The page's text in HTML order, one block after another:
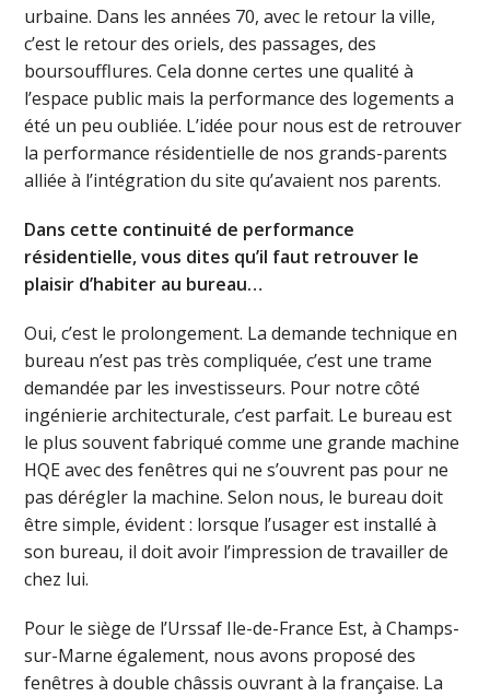
urbaine. Dans les années 70, avec le retour la ville,
c’est le retour des oriels, des passages, des
boursoufflures. Cela donne certes une qualité à
l’espace public mais la performance des logements a
été un peu oubliée. L’idée pour nous est de retrouver
la performance résidentielle de nos grands-parents
alliée à l’intégration du site qu’avaient nos parents.
Dans cette continuité de performance
résidentielle, vous dites qu’il faut retrouver le
plaisir d’habiter au bureau…
Oui, c’est le prolongement. La demande technique en
bureau n’est pas très compliquée, c’est une trame
demandée par les investisseurs. Pour notre côté
ingénierie architecturale, c’est parfait. Le bureau est
le plus souvent fabriqué comme une grande machine
HQE avec des fenêtres qui ne s’ouvrent pas pour ne
pas dérégler la machine. Selon nous, le bureau doit
être simple, évident : lorsque l’usager est installé à
son bureau, il doit avoir l’impression de travailler de
chez lui.
Pour le siège de l’Urssaf Ile-de-France Est, à Champs-
sur-Marne également, nous avons proposé des
fenêtres à double châssis ouvrant à la française. La